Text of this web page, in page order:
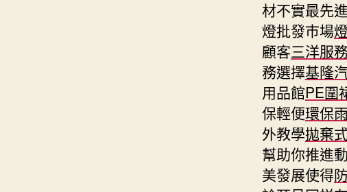
材不實最先
燈批發巿場
顧客三洋服
務選擇基隆
用品館PE圍
保輕便環保
外教學拋棄
幫助你推進
美發展使得